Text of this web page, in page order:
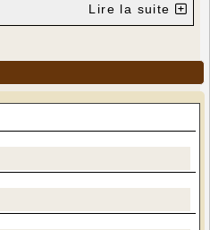
Lire la suite